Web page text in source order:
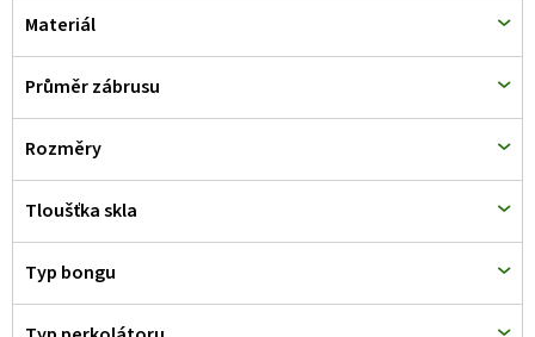
Materiál
Průměr zábrusu
Rozměry
Tloušťka skla
Typ bongu